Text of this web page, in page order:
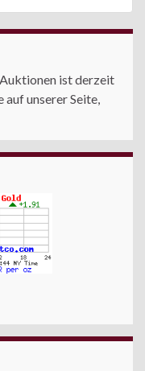
ist derzeit
unserer Seite,